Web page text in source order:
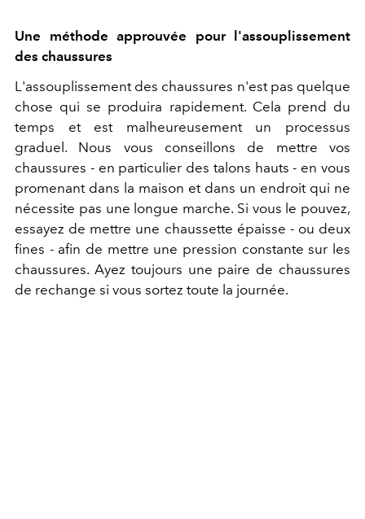
Une méthode approuvée pour l'assouplissement
des chaussures
L'assouplissement des chaussures n'est pas quelque
chose qui se produira rapidement. Cela prend du
temps et est malheureusement un processus
graduel. Nous vous conseillons de mettre vos
chaussures - en particulier des talons hauts - en vous
promenant dans la maison et dans un endroit qui ne
nécessite pas une longue marche. Si vous le pouvez,
essayez de mettre une chaussette épaisse - ou deux
fines - afin de mettre une pression constante sur les
chaussures. Ayez toujours une paire de chaussures
de rechange si vous sortez toute la journée.